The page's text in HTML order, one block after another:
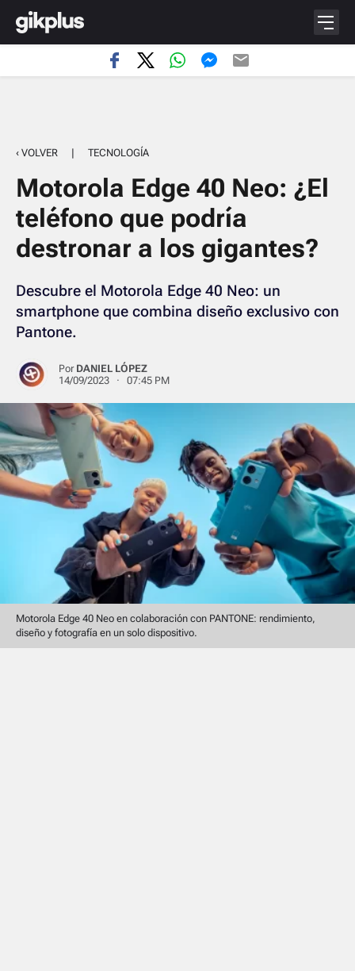
‹ VOLVER | TECNOLOGÍA
Motorola Edge 40 Neo: ¿El
teléfono que podría
destronar a los gigantes?
Descubre el Motorola Edge 40 Neo: un
smartphone que combina diseño exclusivo con
Pantone.
Por DANIEL LÓPEZ
14/09/2023 · 07:45 PM
Motorola Edge 40 Neo en colaboración con PANTONE: rendimiento,
diseño y fotografía en un solo dispositivo.